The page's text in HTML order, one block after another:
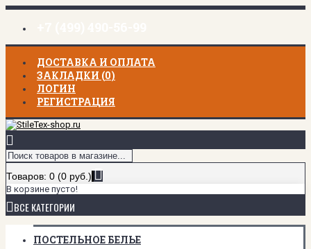
ДОСТАВКА И ОПЛАТА
ЗАКЛАДКИ (0)
ЛОГИН
РЕГИСТРАЦИЯ
Товаров: 0 (0 руб.)
В корзине пусто!
ВСЕ КАТЕГОРИИ
ПОСТЕЛЬНОЕ БЕЛЬЕ